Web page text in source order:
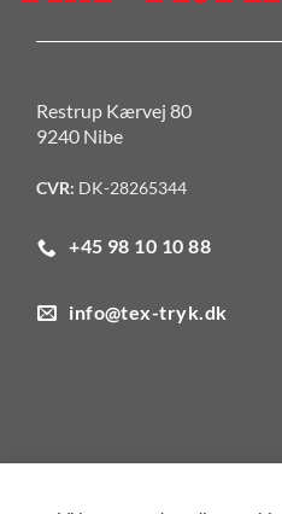
Restrup Kærvej 80
9240 Nibe
CVR: DK-28265344
+45 98 10 10 88
info@tex-tryk.dk